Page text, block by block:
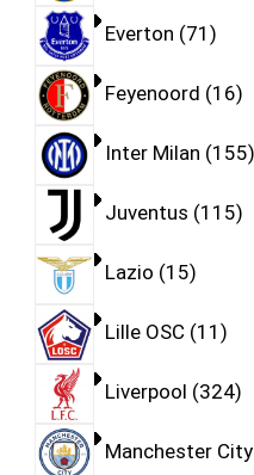
Everton 71
Feyenoord 16
Inter Milan 155
Juventus 115
Lazio 15
Lille OSC 11
Liverpool 324
Manchester City